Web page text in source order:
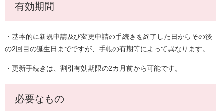
有効期間
・基本的に新規申請及び変更申請の手続きを終了した日からその後
の2回目の誕生日までですが、手帳の有期等によって異なります。
・更新手続きは、割引有効期限の2カ月前から可能です。
必要なもの